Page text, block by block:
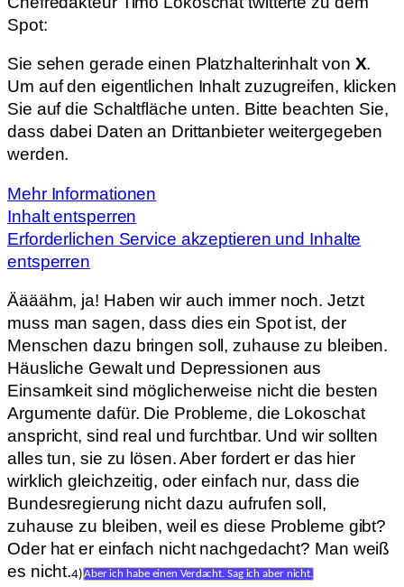
Spot:
Sie sehen gerade einen Platzhalterinhalt von X.
Um auf den eigentlichen Inhalt zuzugreifen, klicken
Sie auf die Schaltfläche unten. Bitte beachten Sie,
dass dabei Daten an Drittanbieter weitergegeben
werden.
Mehr Informationen
Inhalt entsperren
Erforderlichen Service akzeptieren und Inhalte
entsperren
Äääähm, ja! Haben wir auch immer noch. Jetzt
muss man sagen, dass dies ein Spot ist, der
Menschen dazu bringen soll, zuhause zu bleiben.
Häusliche Gewalt und Depressionen aus
Einsamkeit sind möglicherweise nicht die besten
Argumente dafür. Die Probleme, die Lokoschat
anspricht, sind real und furchtbar. Und wir sollten
alles tun, sie zu lösen. Aber fordert er das hier
wirklich gleichzeitig, oder einfach nur, dass die
Bundesregierung nicht dazu aufrufen soll,
zuhause zu bleiben, weil es diese Probleme gibt?
Oder hat er einfach nicht nachgedacht? Man weiß
es nicht.4)Aber ich habe einen Verdacht. Sag ich aber nicht.